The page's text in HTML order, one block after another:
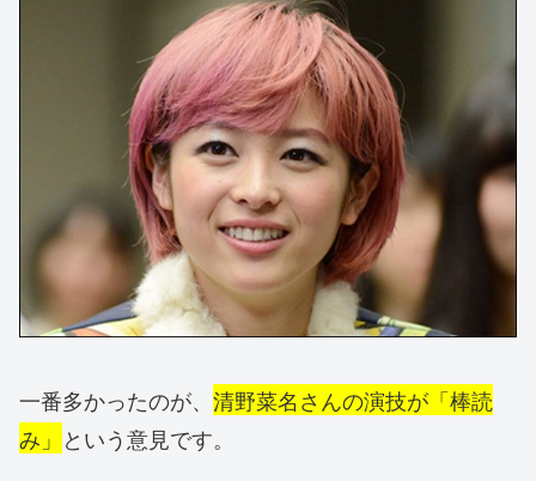
一番多かったのが、 清野菜名さんの演技が「棒読
み」 という意見です。